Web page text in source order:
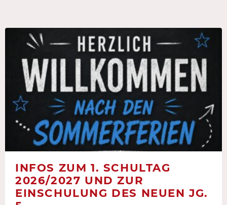
INFOS ZUM 1. SCHULTAG
2026/2027 UND ZUR
EINSCHULUNG DES NEUEN JG.